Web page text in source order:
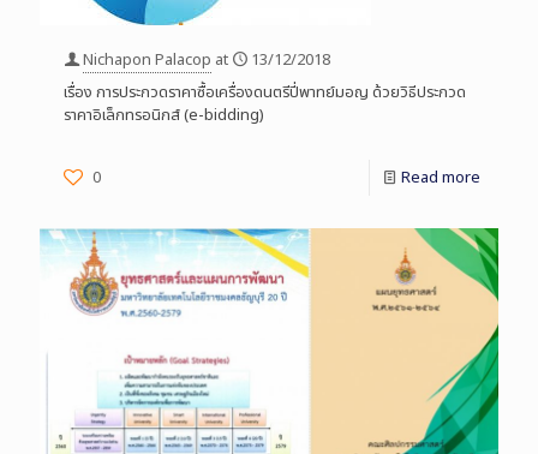
Nichapon Palacop at
13/12/2018
เรื่อง การประกวดราคาซื้อเครื่องดนตรีปี่พาทย์มอญ ด้วยวิธีประกวด
ราคาอิเล็กทรอนิกส์ (e-bidding)
0 Read more